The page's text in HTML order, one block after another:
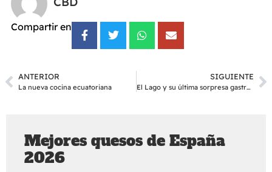
Compartir en
ANTERIOR
La nueva cocina ecuatoriana
SIGUIENTE
El Lago y su última sorpresa gastroecológica
Mejores quesos de España
2026